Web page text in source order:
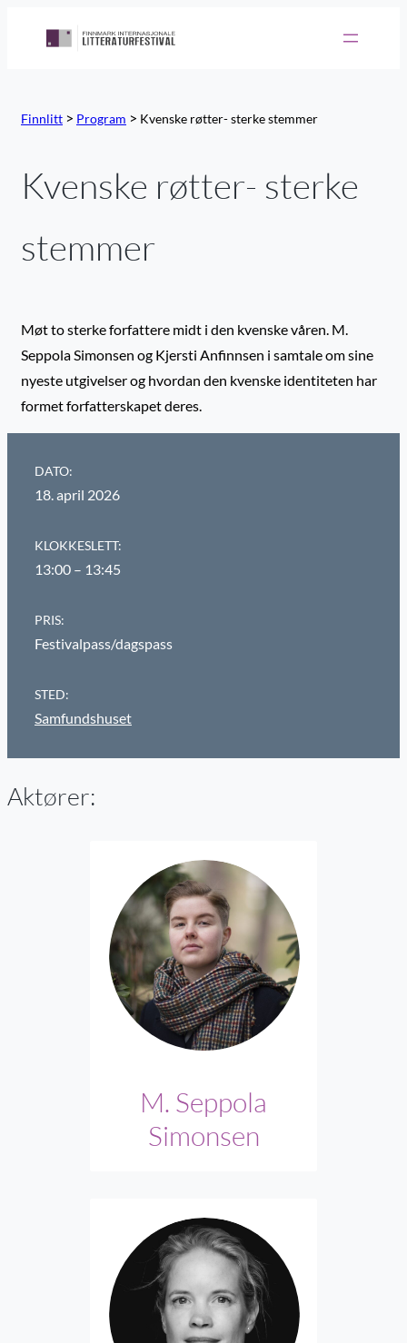
Finnlitt > Program > Kvenske røtter- sterke stemmer
Kvenske røtter- sterke
stemmer
Møt to sterke forfattere midt i den kvenske våren. M.
Seppola Simonsen og Kjersti Anfinnsen i samtale om sine
nyeste utgivelser og hvordan den kvenske identiteten har
formet forfatterskapet deres.
DATO:
18. april 2026
KLOKKESLETT:
13:00 – 13:45
PRIS:
Festivalpass/dagspass
STED:
Samfundshuset
Aktører:
M. Seppola
Simonsen